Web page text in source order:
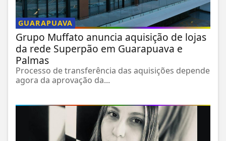
GUARAPUAVA
Grupo Muffato anuncia aquisição de lojas
da rede Superpão em Guarapuava e
Palmas
Processo de transferência das aquisições depende
agora da aprovação da...